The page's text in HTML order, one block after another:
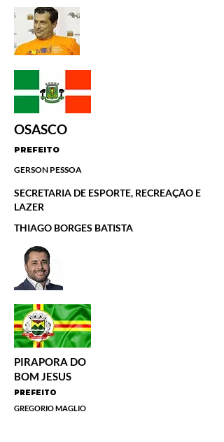
OSASCO
PREFEITO
GERSON PESSOA
SECRETARIA DE ESPORTE, RECREAÇÃO E
LAZER
THIAGO BORGES BATISTA
PIRAPORA DO
BOM JESUS
PREFEITO
GREGORIO MAGLIO